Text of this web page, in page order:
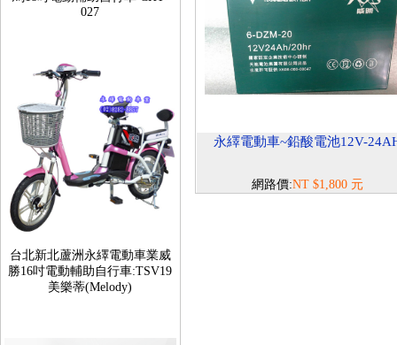
台北新北蘆洲永繹電動車業威
美樂蒂(Melody)
永繹電動車~鉛酸電池12V-
網路價:NT $1,800 元